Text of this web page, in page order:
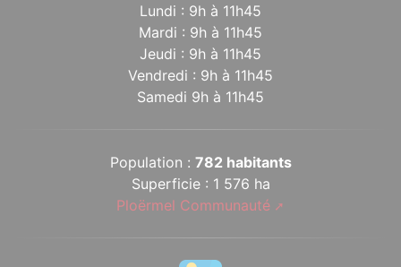
Lundi : 9h à 11h45
Mardi : 9h à 11h45
Jeudi : 9h à 11h45
Vendredi : 9h à 11h45
Samedi 9h à 11h45
Population : 782 habitants
Superficie : 1 576 ha
Ploërmel Communauté